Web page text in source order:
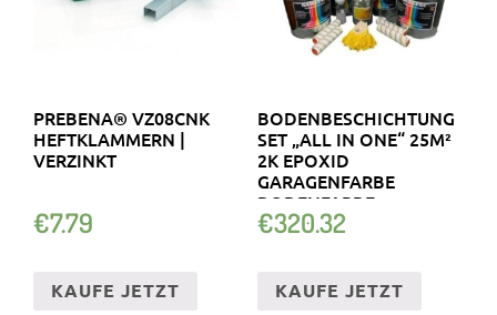
PREBENA® VZ08CNK
HEFTKLAMMERN |
VERZINKT
€7.79
KAUFE JETZT
BODENBESCHICHTUNG
SET „ALL IN ONE“ 25M²
2K EPOXID
GARAGENFARBE
BODENFARBE
BETONFARBE
€320.32
KAUFE JETZT